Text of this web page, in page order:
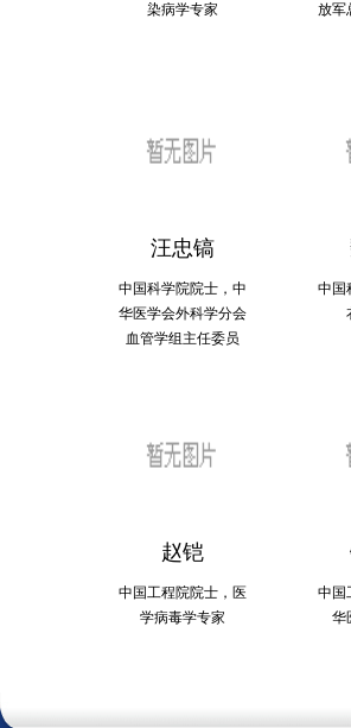
染病学专家
放军
汪忠镐
中国科学院院士，中
华医学会外科学分会
血管学组主任委员
中国
赵铠
中国工程院院士，医
学病毒学专家
中国
华